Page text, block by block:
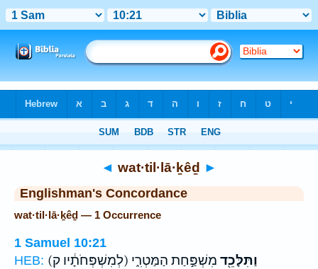
◄ wat·til·lā·ḵêḏ ►
Englishman's Concordance
wat·til·lā·ḵêḏ — 1 Occurrence
1 Samuel 10:21
HEB:
(לְמִשְׁפְּחֹתָ֔יו ק) וַתִּלָּכֵ֖ד מִשְׁפַּ֣חַת הַמַּטְרִ֑י